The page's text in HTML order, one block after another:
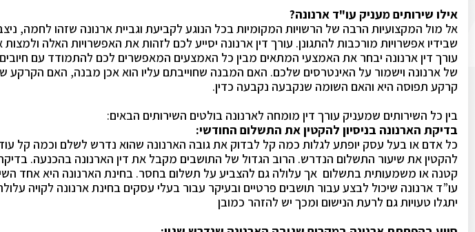
אילו שירותים מעניק עו"ד ארנונה?
אל מול המקצועיות הרבה של הרשויות המקומיות בכל הנוגע לקביעת וגביית ארנונה שזהו לחמה,
שבידיו אפשרויות מורכבות להתגונן. עורך דין ארנונה יסייע לכם לזהות את האפשרויות האלה ולמצות
עורך דין ארנונה יבחר את האמצעי המתאים מבין כל האמצעים המאפשרים לכם להתמודד עם
של ארנונה וישמור על האינטרסים שלכם. האם המבנה שחוייבתם עליו הוא אכן מבנה, האם הקרקע
קרקע תפוסה היא והאם השומה שנקבעה נקבעה כדין.
בין כל השירותים שמעניק עורך דין מומחה לארנונה בולטים השירותים הבאים:
בדיקת הארנונה בניסיון להקטין את התשלום החודשי:
כל אדם או בעל עסק יופתע לגלות כמה קל לבדוק את גובה הארנונה שהוא נדרש לשלם וכמה קל
להקטין את שיעור התשלום הנדרש. הרוב הגדול של התושבים מקבל את דין הארנונה בהכנעה.
קטנה או משמעותית בתשלום אך עלולה גם להצביע על תשלום בחסר. בחינת הארנונה היא אחד
עו”ד ארנונה שיכול לבצע עבור תושבים פרטיים ובעיקר עבור בעלי עסקים בחינת ארנונה לקויה
יתגלו טעויות גם לרעת הנישום ומכך יש להזהר כמובן